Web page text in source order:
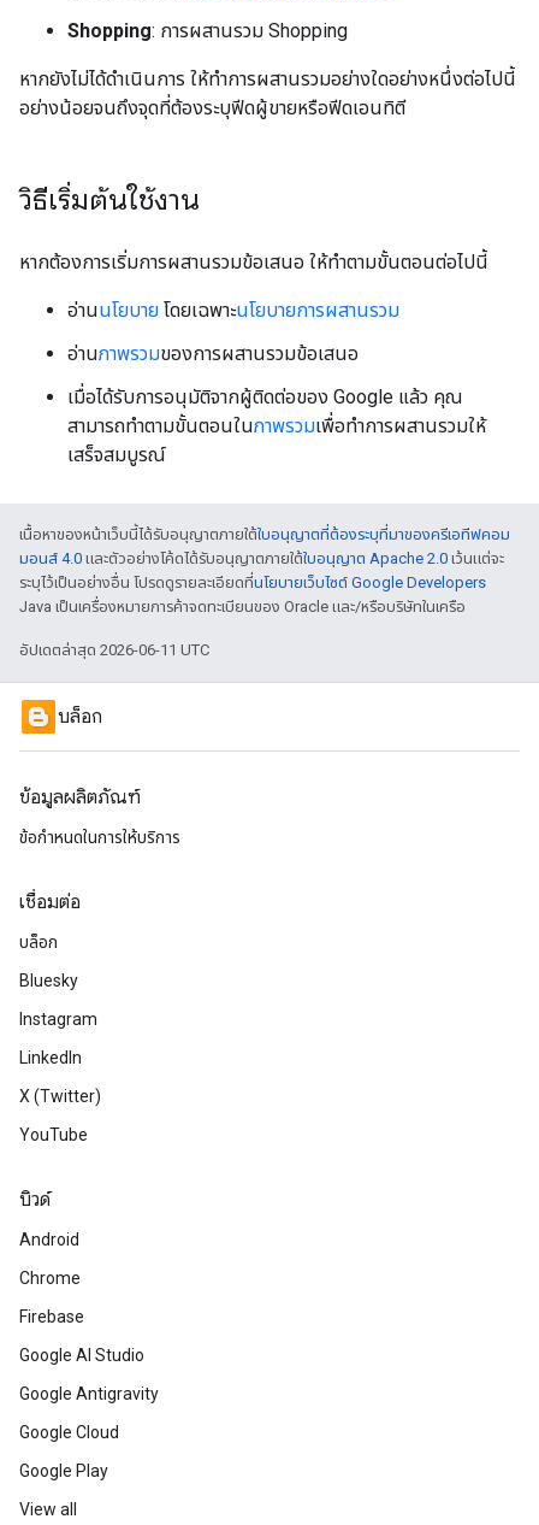
Shopping: การผสานรวม Shopping
หากยังไม่ได้ดำเนินการ ให้ทำการผสานรวมอย่างใดอย่างหนึ่งต่อไปนี้
อย่างน้อยจนถึงจุดที่ต้องระบุฟีดผู้ขายหรือฟีดเอนทิตี
วิธีเริ่มต้นใช้งาน
หากต้องการเริ่มการผสานรวมข้อเสนอ ให้ทำตามขั้นตอนต่อไปนี้
อ่านนโยบาย โดยเฉพาะนโยบายการผสานรวม
อ่านภาพรวมของการผสานรวมข้อเสนอ
เมื่อได้รับการอนุมัติจากผู้ติดต่อของ Google แล้ว คุณ
สามารถทำตามขั้นตอนในภาพรวมเพื่อทำการผสานรวมให้
เสร็จสมบูรณ์
เนื้อหาของหน้าเว็บนี้ได้รับอนุญาตภายใต้ใบอนุญาตที่ต้องระบุที่มาของครีเอทีฟคอม
มอนส์ 4.0 และตัวอย่างโค้ดได้รับอนุญาตภายใต้ใบอนุญาต Apache 2.0 เว้นแต่จะ
ระบุไว้เป็นอย่างอื่น โปรดดูรายละเอียดที่นโยบายเว็บไซต์ Google Developers
Java เป็นเครื่องหมายการค้าจดทะเบียนของ Oracle และ/หรือบริษัทในเครือ
อัปเดตล่าสุด 2026-06-11 UTC
บล็อก
ข้อมูลผลิตภัณฑ์
ข้อกำหนดในการให้บริการ
เชื่อมต่อ
บล็อก
Bluesky
Instagram
LinkedIn
X (Twitter)
YouTube
บิวด์
Android
Chrome
Firebase
Google AI Studio
Google Antigravity
Google Cloud
Google Play
View all